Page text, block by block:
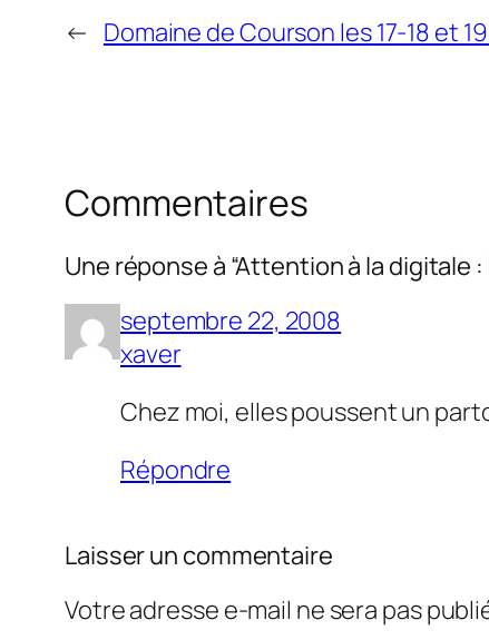
← Domaine de Courson les 17-18 et
Commentaires
Une réponse à “Attention à la digitale
septembre 22, 2008
xaver
Chez moi, elles poussent un
Répondre
Laisser un commentaire
Votre adresse e-mail ne sera pas